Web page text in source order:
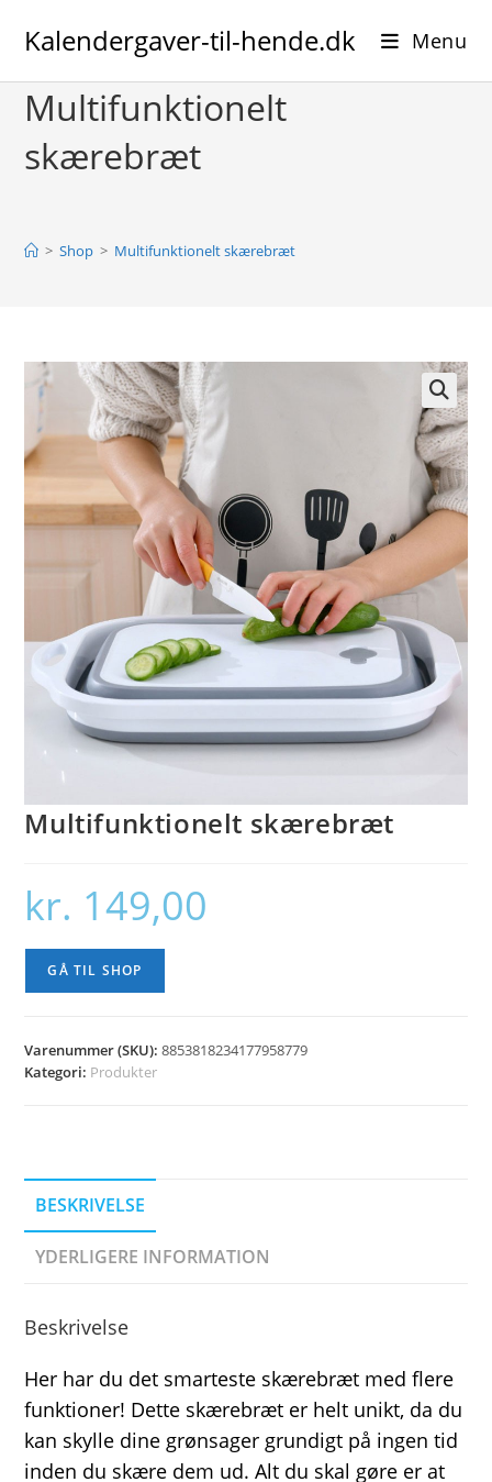
Kalendergaver-til-hende.dk Menu
Multifunktionelt
skærebræt
> Shop > Multifunktionelt skærebræt
🔍
Multifunktionelt skærebræt
kr. 149,00
GÅ TIL SHOP
Varenummer (SKU):8853818234177958779
Kategori: Produkter
BESKRIVELSE
YDERLIGERE INFORMATION
Beskrivelse
Her har du det smarteste skærebræt med flere
funktioner! Dette skærebræt er helt unikt, da du
kan skylle dine grønsager grundigt på ingen tid
inden du skære dem ud. Alt du skal gøre er at